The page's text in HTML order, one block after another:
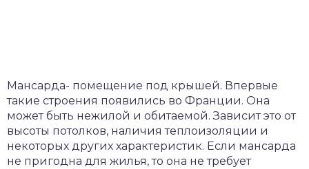
Мансарда- помещение под крышей. Впервые
такие строения появились во Франции. Она
может быть нежилой и обитаемой. Зависит это от
высоты потолков, наличия теплоизоляции и
некоторых других характеристик. Если мансарда
не пригодна для жилья, то она не требует